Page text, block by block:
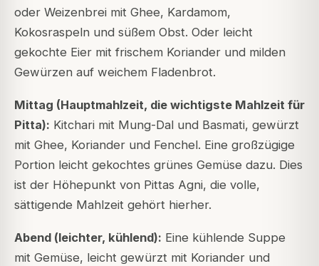
oder Weizenbrei mit Ghee, Kardamom,
Kokosraspeln und süßem Obst. Oder leicht
gekochte Eier mit frischem Koriander und milden
Gewürzen auf weichem Fladenbrot.
Mittag (Hauptmahlzeit, die wichtigste Mahlzeit für
Pitta): Kitchari mit Mung-Dal und Basmati, gewürzt
mit Ghee, Koriander und Fenchel. Eine großzügige
Portion leicht gekochtes grünes Gemüse dazu. Dies
ist der Höhepunkt von Pittas Agni, die volle,
sättigende Mahlzeit gehört hierher.
Abend (leichter, kühlend): Eine kühlende Suppe
mit Gemüse, leicht gewürzt mit Koriander und